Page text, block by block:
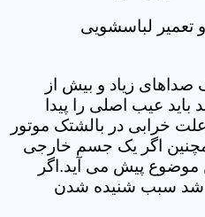
تعمیر لباسشویی
زیاد و بیش از
عیب اصلی را پیدا
خرابی در بالشتک موتور
اگر یک جسم خارجی
موضوع پیش می آید.اگر
باشد سبب شنیده شدن